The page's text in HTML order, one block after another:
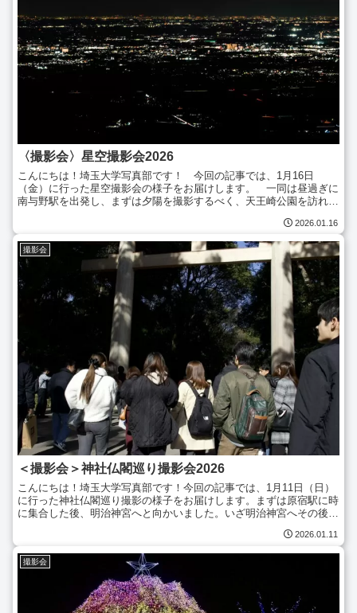
〈撮影会〉星空撮影会2026
こんにちは！埼玉大学写真部です！ 今回の記事では、1月16日
（金）に行った星空撮影会の様子をお届けします。 一同は昼過ぎに
南与野駅を出発し、まずは夕陽を撮影するべく、天王崎公園を訪れま
2026.01.16
撮影会
＜撮影会＞神社仏閣巡り撮影会2026
こんにちは！埼玉大学写真部です！今回の記事では、1月11日（日）
に行った神社仏閣巡り撮影の様子をお届けします。まずは原宿駅に時
に集合した後、明治神宮へと向かいました。いざ明治神宮へその後は
2026.01.11
撮影会